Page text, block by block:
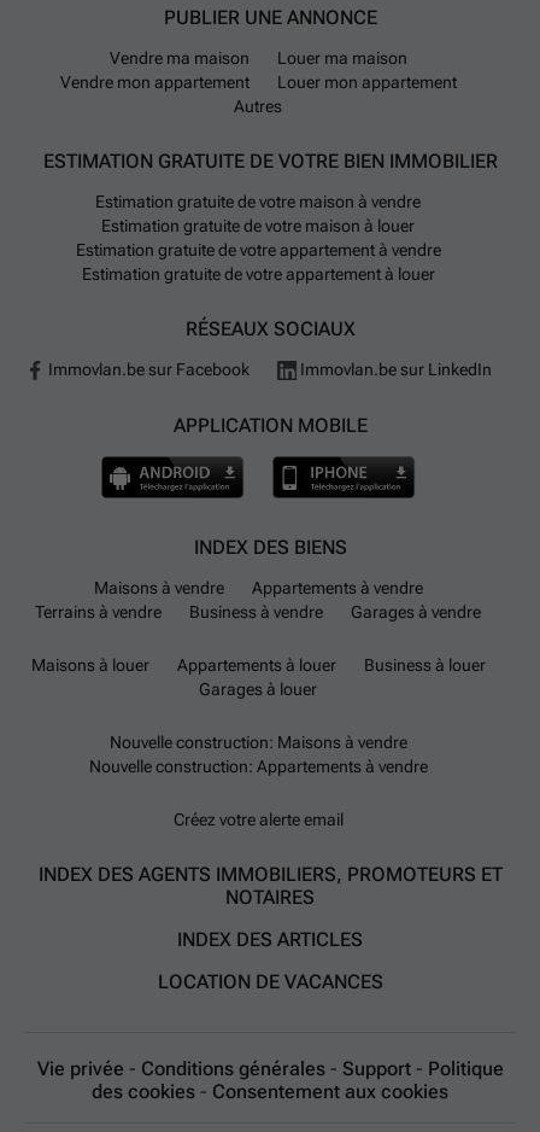
PUBLIER UNE ANNONCE
Vendre ma maison
Louer ma maison
Vendre mon appartement
Louer mon appartement
Autres
ESTIMATION GRATUITE DE VOTRE BIEN IMMOBILIER
Estimation gratuite de votre maison à vendre
Estimation gratuite de votre maison à louer
Estimation gratuite de votre appartement à vendre
Estimation gratuite de votre appartement à louer
RÉSEAUX SOCIAUX
Immovlan.be sur Facebook Immovlan.be sur LinkedIn
APPLICATION MOBILE
INDEX DES BIENS
Maisons à vendre
Appartements à vendre
Terrains à vendre
Business à vendre Garages à vendre
Maisons à louer Appartements à louer
Business à louer
Garages à louer
Nouvelle construction: Maisons à vendre
Nouvelle construction: Appartements à vendre
Créez votre alerte email
INDEX DES AGENTS IMMOBILIERS, PROMOTEURS ET
NOTAIRES
INDEX DES ARTICLES
LOCATION DE VACANCES
Vie privée - Conditions générales - Support - Politique
des cookies - Consentement aux cookies